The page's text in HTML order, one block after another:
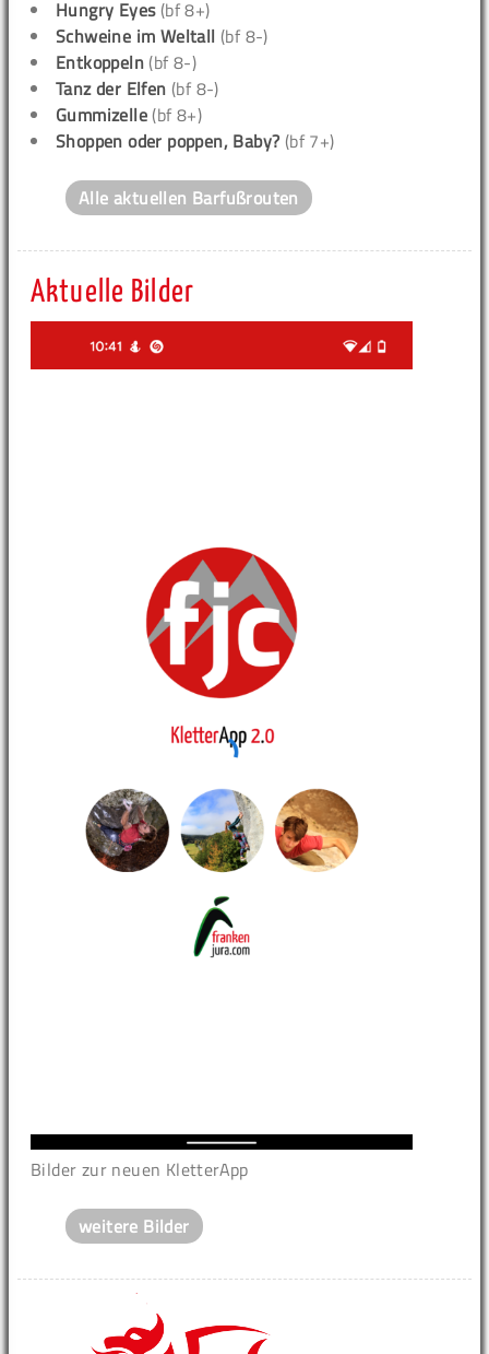
Hungry Eyes(bf 8+)
Schweine im Weltall (bf 8-)
Entkoppeln (bf 8-)
Tanz der Elfen (bf 8-)
Gummizelle (bf 8+)
Shoppen oder poppen, Baby? (bf 7+)
Alle aktuellen Barfußrouten
Aktuelle Bilder
Bilder zur neuen KletterApp
weitere Bilder